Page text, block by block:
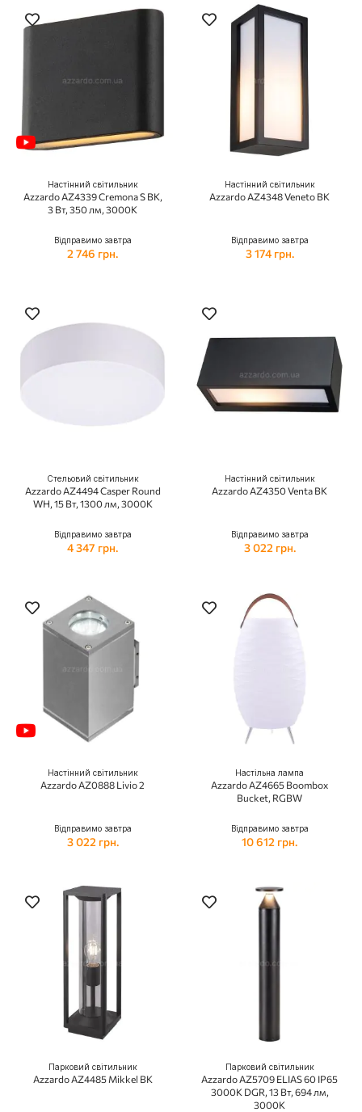
Настінний світильник
Azzardo AZ4339 Cremona S BK,
3 Вт, 350 лм, 3000K
Відправимо завтра
2 746 грн.
Настінний світильник
Azzardo AZ4348 Veneto BK
Відправимо завтра
3 174 грн.
Стельовий світильник
Azzardo AZ4494 Casper Round
WH, 15 Вт, 1300 лм, 3000K
Відправимо завтра
4 347 грн.
Настінний світильник
Azzardo AZ4350 Venta BK
Відправимо завтра
3 022 грн.
Настінний світильник
Azzardo AZ0888 Livio 2
Відправимо завтра
3 022 грн.
Настільна лампа
Azzardo AZ4665 Boombox
Bucket, RGBW
Відправимо завтра
10 612 грн.
Парковий світильник
Azzardo AZ4485 Mikkel BK
Парковий світильник
Azzardo AZ5709 ELIAS 60 IP65
3000K DGR, 13 Вт, 694 лм,
3000К